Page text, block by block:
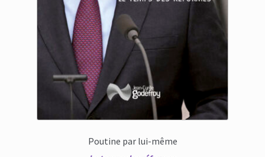
Poutine par lui-même